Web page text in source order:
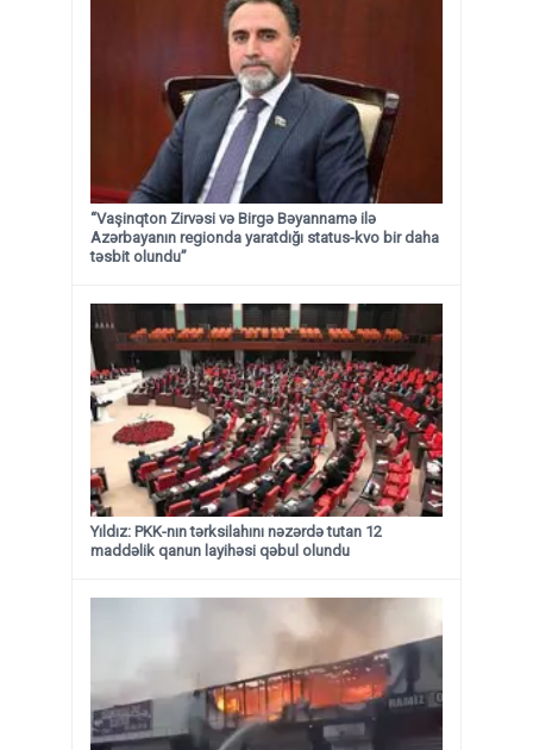
“Vaşinqton Zirvəsi və Birgə Bəyannamə ilə
Azərbayanın regionda yaratdığı status-kvo bir daha
təsbit olundu”
Yıldız: PKK-nın tərksilahını nəzərdə tutan 12
maddəlik qanun layihəsi qəbul olundu ​​​​​​​